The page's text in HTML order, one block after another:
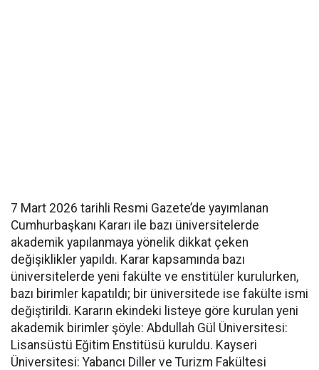
7 Mart 2026 tarihli Resmi Gazete’de yayımlanan
Cumhurbaşkanı Kararı ile bazı üniversitelerde
akademik yapılanmaya yönelik dikkat çeken
değişiklikler yapıldı. Karar kapsamında bazı
üniversitelerde yeni fakülte ve enstitüler kurulurken,
bazı birimler kapatıldı; bir üniversitede ise fakülte ismi
değiştirildi. Kararın ekindeki listeye göre kurulan yeni
akademik birimler şöyle: Abdullah Gül Üniversitesi:
Lisansüstü Eğitim Enstitüsü kuruldu. Kayseri
Üniversitesi: Yabancı Diller ve Turizm Fakültesi